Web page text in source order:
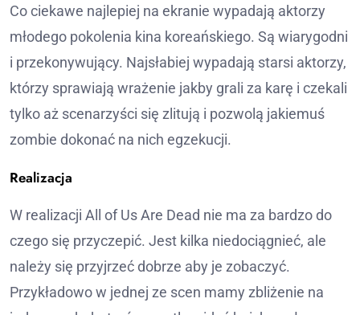
Co ciekawe najlepiej na ekranie wypadają aktorzy
młodego pokolenia kina koreańskiego. Są wiarygodni
i przekonywujący. Najsłabiej wypadają starsi aktorzy,
którzy sprawiają wrażenie jakby grali za karę i czekali
tylko aż scenarzyści się zlitują i pozwolą jakiemuś
zombie dokonać na nich egzekucji.
Realizacja
W realizacji All of Us Are Dead nie ma za bardzo do
czego się przyczepić. Jest kilka niedociągnieć, ale
należy się przyjrzeć dobrze aby je zobaczyć.
Przykładowo w jednej ze scen mamy zbliżenie na